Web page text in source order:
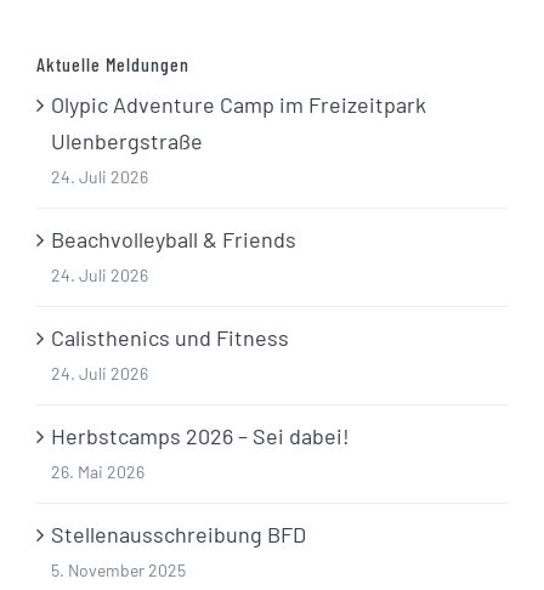
Aktuelle Meldungen
Olypic Adventure Camp im Freizeitpark
Ulenbergstraße
24. Juli 2026
Beachvolleyball & Friends
24. Juli 2026
Calisthenics und Fitness
24. Juli 2026
Herbstcamps 2026 – Sei dabei!
26. Mai 2026
Stellenausschreibung BFD
5. November 2025